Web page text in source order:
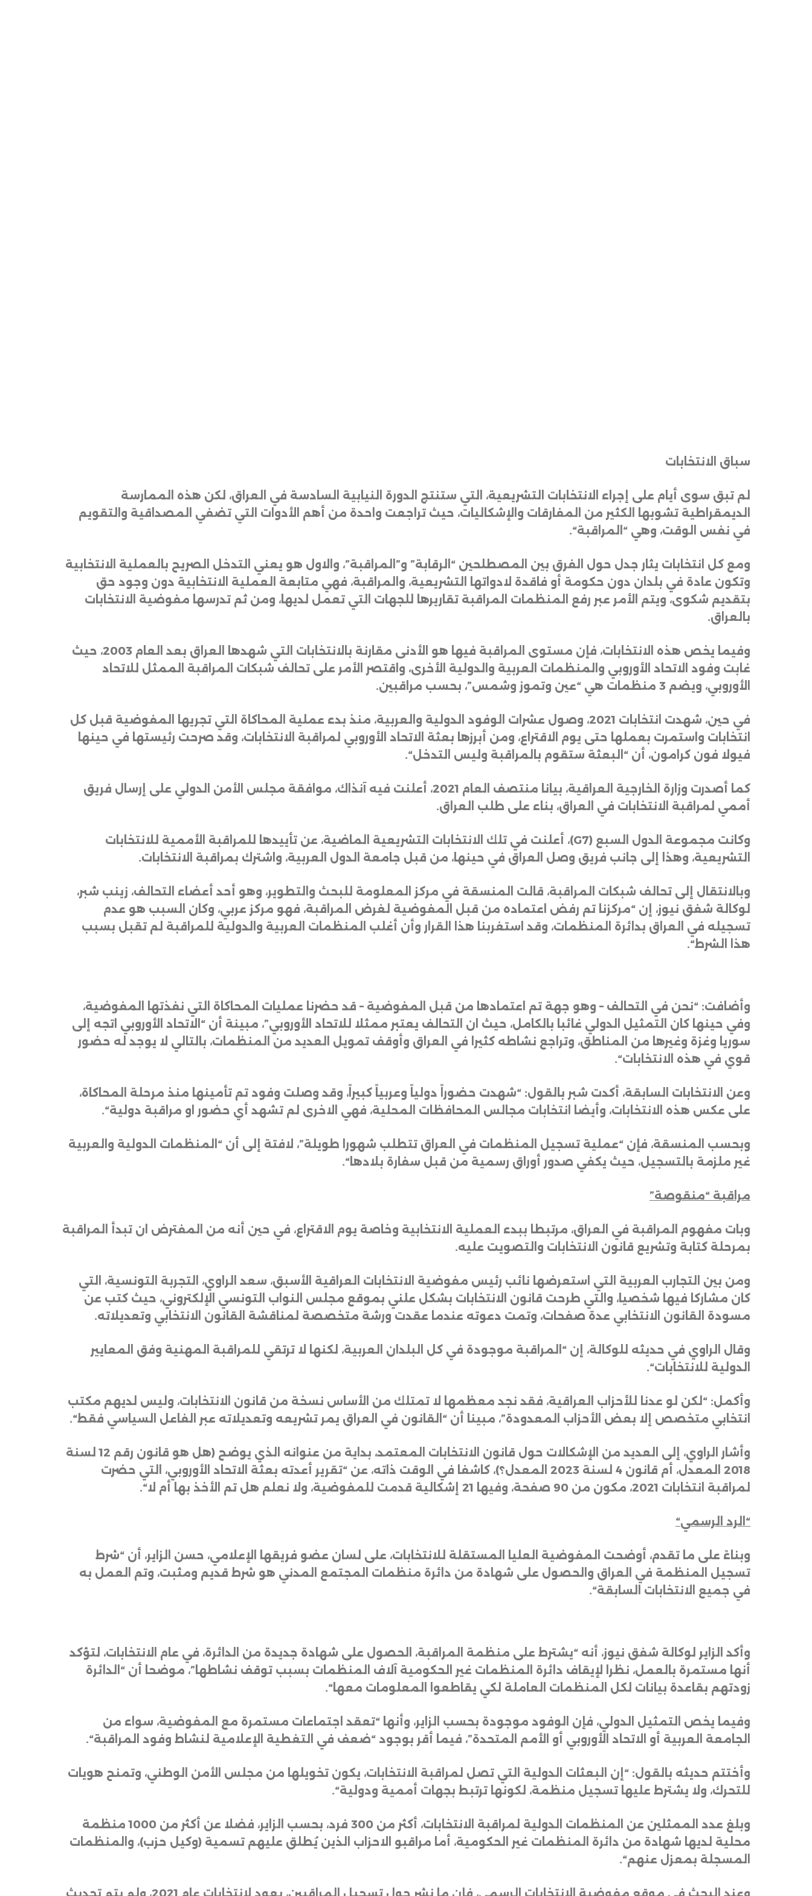
سباق الانتخابات
لم تبق سوى أيام على إجراء الانتخابات التشريعية، التي ستنتج الدورة النيابية السادسة في العراق، لكن هذه الممارسة
الديمقراطية تشوبها الكثير من المفارقات والإشكاليات، حيث تراجعت واحدة من أهم الأدوات التي تضفي المصداقية والتقويم
في نفس الوقت، وهي “المراقبة“.
ومع كل انتخابات يثار جدل حول الفرق بين المصطلحين “الرقابة” و”المراقبة”، والاول هو يعني التدخل الصريح بالعملية الانتخابية
وتكون عادة في بلدان دون حكومة أو فاقدة لادواتها التشريعية، والمراقبة، فهي متابعة العملية الانتخابية دون وجود حق
بتقديم شكوى، ويتم الأمر عبر رفع المنظمات المراقبة تقاريرها للجهات التي تعمل لديها، ومن ثم تدرسها مفوضية الانتخابات
بالعراق.
وفيما يخص هذه الانتخابات، فإن مستوى المراقبة فيها هو الأدنى مقارنة بالانتخابات التي شهدها العراق بعد العام 2003، حيث
غابت وفود الاتحاد الأوروبي والمنظمات العربية والدولية الأخرى، واقتصر الأمر على تحالف شبكات المراقبة الممثل للاتحاد
الأوروبي، ويضم 3 منظمات هي “عين وتموز وشمس”، بحسب مراقبين
.
في حين، شهدت انتخابات 2021، وصول عشرات الوفود الدولية والعربية، منذ بدء عملية المحاكاة التي تجريها المفوضية قبل كل
انتخابات واستمرت بعملها حتى يوم الاقتراع، ومن أبرزها بعثة الاتحاد الأوروبي لمراقبة الانتخابات، وقد صرحت رئيستها في حينها
فيولا فون كرامون، أن “البعثة ستقوم بالمراقبة وليس التدخل“.
كما أصدرت وزارة الخارجية العراقية، بيانا منتصف العام 2021، أعلنت فيه آنذاك، موافقة مجلس الأمن الدولي على إرسال فريق
أممي لمراقبة الانتخابات في العراق، بناء على طلب العراق.
وكانت مجموعة الدول السبع (G7)
، أعلنت في تلك الانتخابات التشريعية الماضية، عن تأييدها للمراقبة الأممية للانتخابات
التشريعية، وهذا إلى جانب فريق وصل العراق في حينها، من قبل جامعة الدول العربية، واشترك بمراقبة الانتخابات.
وبالانتقال إلى تحالف شبكات المراقبة، قالت المنسقة في مركز المعلومة للبحث والتطوير، وهو أحد أعضاء التحالف، زينب شبر،
لوكالة شفق نيوز، إن “مركزنا تم رفض اعتماده من قبل المفوضية لغرض المراقبة، فهو مركز عربي، وكان السبب هو عدم
تسجيله في العراق بدائرة المنظمات، وقد استغربنا هذا القرار وأن أغلب المنظمات العربية والدولية للمراقبة لم تقبل بسبب
هذا الشرط“.
وأضافت: “نحن في التحالف – وهو جهة تم اعتمادها من قبل المفوضية – قد حضرنا عمليات المحاكاة التي نفذتها المفوضية،
وفي حينها كان التمثيل الدولي غائبا بالكامل، حيث ان التحالف يعتبر ممثلا للاتحاد الأوروبي”، مبينة أن “الاتحاد الأوروبي اتجه إلى
سوريا وغزة وغيرها من المناطق، وتراجع نشاطه كثيرا في العراق وأوقف تمويل العديد من المنظمات، بالتالي لا يوجد له حضور
قوي في هذه الانتخابات“.
وعن الانتخابات السابقة، أكدت شبر بالقول: “شهدت حضوراً دولياً وعربياً كبيراً، وقد وصلت وفود تم تأمينها منذ مرحلة المحاكاة،
على عكس هذه الانتخابات، وأيضا انتخابات مجالس المحافظات المحلية، فهي الاخرى لم تشهد أي حضور او مراقبة دولية“.
وبحسب المنسقة، فإن “عملية تسجيل المنظمات في العراق تتطلب شهورا طويلة”، لافتة إلى أن “المنظمات الدولية والعربية
غير ملزمة بالتسجيل، حيث يكفي صدور أوراق رسمية من قبل سفارة بلادها“.
مراقبة “منقوصة”
وبات مفهوم المراقبة في العراق، مرتبطا ببدء العملية الانتخابية وخاصة يوم الاقتراع، في حين أنه من المفترض ان تبدأ المراقبة
بمرحلة كتابة وتشريع قانون الانتخابات والتصويت عليه.
ومن بين التجارب العربية التي استعرضها نائب رئيس مفوضية الانتخابات العراقية الأسبق، سعد الراوي، التجربة التونسية، التي
كان مشاركا فيها شخصيا، والتي طرحت قانون الانتخابات بشكل علني بموقع مجلس النواب التونسي الإلكتروني، حيث كتب عن
مسودة القانون الانتخابي عدة صفحات، وتمت دعوته عندما عقدت ورشة متخصصة لمناقشة القانون الانتخابي وتعديلاته.
وقال الراوي في حديثه للوكالة، إن “المراقبة موجودة في كل البلدان العربية، لكنها لا ترتقي للمراقبة المهنية وفق المعايير
الدولية للانتخابات“.
وأكمل: “لكن لو عدنا للأحزاب العراقية، فقد نجد معظمها لا تمتلك من الأساس نسخة من قانون الانتخابات، وليس لديهم مكتب
انتخابي متخصص إلا بعض الأحزاب المعدودة”، مبينا أن “القانون في العراق يمر تشريعه وتعديلاته عبر الفاعل السياسي فقط“.
وأشار الراوي، إلى العديد من الإشكالات حول قانون الانتخابات المعتمد، بداية من عنوانه الذي يوضح (هل هو قانون رقم 12 لسنة
2018 المعدل، أم قانون 4 لسنة 2023 المعدل؟)، كاشفا في الوقت ذاته، عن “تقرير أعدته بعثة الاتحاد الأوروبي، التي حضرت
لمراقبة انتخابات 2021، مكون من 90 صفحة، وفيها 21 إشكالية قدمت للمفوضية، ولا نعلم هل تم الأخذ بها أم لا
“.
“ الرد الرسمي“
وبناءً على ما تقدم، أوضحت المفوضية العليا المستقلة للانتخابات، على لسان عضو فريقها الإعلامي، حسن الزاير، أن “شرط
تسجيل المنظمة في العراق والحصول على شهادة من دائرة منظمات المجتمع المدني هو شرط قديم ومثبت، وتم العمل به
في جميع الانتخابات السابقة“.
وأكد الزاير لوكالة شفق نيوز، أنه “يشترط على منظمة المراقبة، الحصول على شهادة جديدة من الدائرة، في عام الانتخابات، لتؤكد
أنها مستمرة بالعمل، نظرا لإيقاف دائرة المنظمات غير الحكومية آلاف المنظمات بسبب توقف نشاطها”، موضحا أن “الدائرة
زودتهم بقاعدة بيانات لكل المنظمات العاملة لكي يقاطعوا المعلومات معها“.
وفيما يخص التمثيل الدولي، فإن الوفود موجودة بحسب الزاير، وأنها “تعقد اجتماعات مستمرة مع المفوضية، سواء من
الجامعة العربية أو الاتحاد الأوروبي أو الأمم المتحدة”، فيما أقر بوجود “ضعف في التغطية الإعلامية لنشاط وفود المراقبة“.
وأختتم حديثه بالقول: “إن البعثات الدولية التي تصل لمراقبة الانتخابات، يكون تخويلها من مجلس الأمن الوطني، وتمنح هويات
للتحرك، ولا يشترط عليها تسجيل منظمة، لكونها ترتبط بجهات أممية ودولية“.
وبلغ عدد الممثلين عن المنظمات الدولية لمراقبة الانتخابات، أكثر من 300 فرد، بحسب الزاير، فضلا عن أكثر من 1000 منظمة
محلية لديها شهادة من دائرة المنظمات غير الحكومية، أما مراقبو الاحزاب الذين يُطلق عليهم تسمية (وكيل حزب)، والمنظمات
المسجلة بمعزل عنهم“.